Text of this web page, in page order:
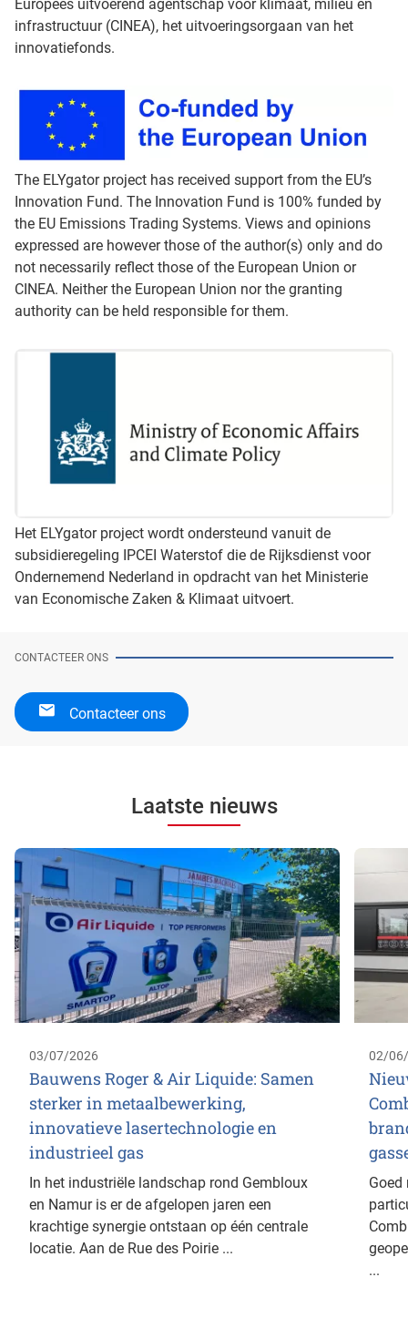
Europees uitvoerend agentschap voor klimaat, milieu en
infrastructuur (CINEA), het uitvoeringsorgaan van het
innovatiefonds.
The ELYgator project has received support from the EU’s
Innovation Fund. The Innovation Fund is 100% funded by
the EU Emissions Trading Systems. Views and opinions
expressed are however those of the author(s) only and do
not necessarily reflect those of the European Union or
CINEA. Neither the European Union nor the granting
authority can be held responsible for them.
Het ELYgator project wordt ondersteund vanuit de
subsidieregeling IPCEI Waterstof die de Rijksdienst voor
Ondernemend Nederland in opdracht van het Ministerie
van Economische Zaken & Klimaat uitvoert.
CONTACTEER ONS
Contacteer ons
Laatste nieuws
03/07/2026
Bauwens Roger & Air Liquide: Samen
sterker in metaalbewerking,
innovatieve lasertechnologie en
industrieel gas
In het industriële landschap rond Gembloux
en Namur is er de afgelopen jaren een
krachtige synergie ontstaan op één centrale
locatie. Aan de Rue des Poirie ...
02/
Goed
...